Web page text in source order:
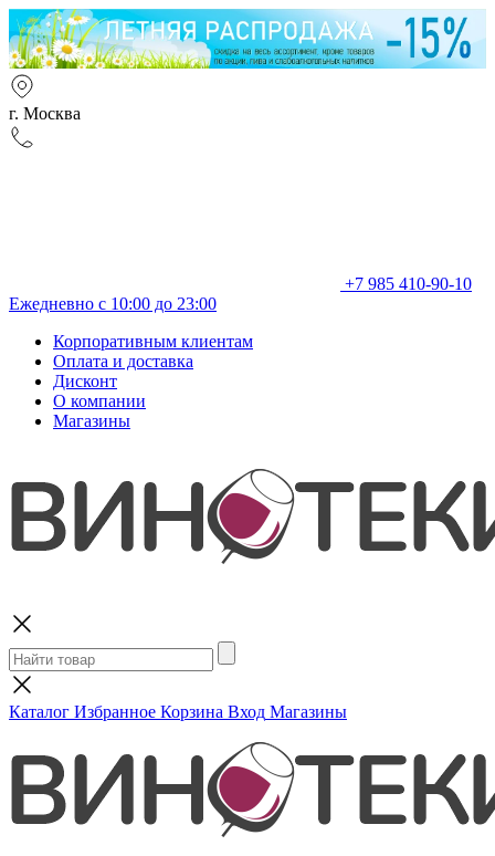
г. Москва
+7 985 410-90-10
Ежедневно с 10:00 до 23:00
Корпоративным клиентам
Оплата и доставка
Дисконт
О компании
Магазины
Каталог Избранное Корзина Вход Магазины